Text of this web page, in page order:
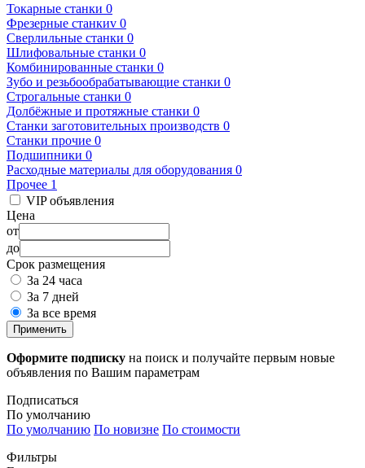
Токарные станки 0
Фрезерные станкиv 0
Сверлильные станки 0
Шлифовальные станки 0
Комбинированные станки 0
Зубо и резьбообрабатывающие станки 0
Строгальные станки 0
Долбёжные и протяжные станки 0
Станки заготовительных производств 0
Станки прочие 0
Подшипники 0
Расходные материалы для оборудования 0
Прочее 1
VIP объявления
Цена
от
до
Срок размещения
За 24 часа
За 7 дней
За все время
Применить
Оформите подписку на поиск и получайте первым новые
объявления по Вашим параметрам
Подписаться
По умолчанию
По умолчанию По новизне По стоимости
Фильтры